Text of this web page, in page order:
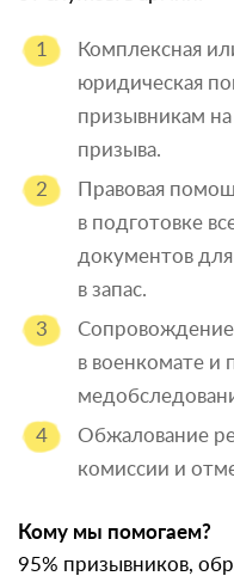
Комплексная
юридическая
призывникам
призыва.
Правовая
в подготовке
документов
в запас.
в военкомате и
Обжалование
комиссии и
Кому мы помогаем?
95% призывников,